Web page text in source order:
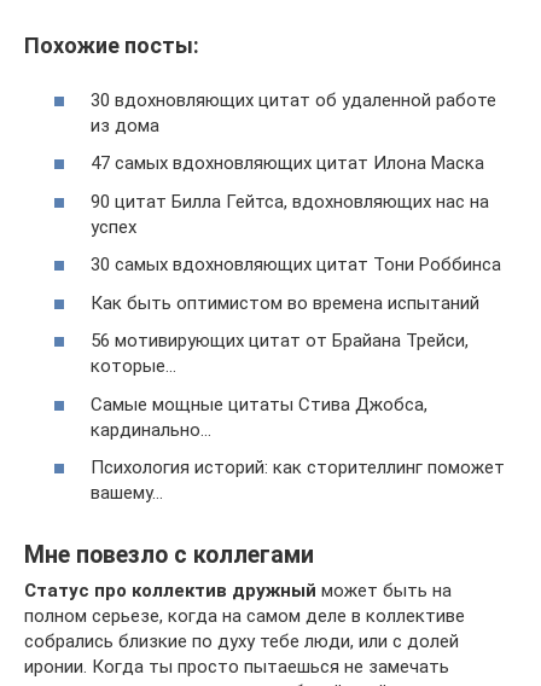
Похожие посты:
30 вдохновляющих цитат об удаленной работе
из дома
47 самых вдохновляющих цитат Илона Маска
90 цитат Билла Гейтса, вдохновляющих нас на
успех
30 самых вдохновляющих цитат Тони Роббинса
Как быть оптимистом во времена испытаний
56 мотивирующих цитат от Брайана Трейси,
которые…
Самые мощные цитаты Стива Джобса,
кардинально…
Психология историй: как сторителлинг поможет
вашему…
Мне повезло с коллегами
Статус про коллектив дружный может быть на
полном серьезе, когда на самом деле в коллективе
собрались близкие по духу тебе люди, или с долей
иронии. Когда ты просто пытаешься не замечать